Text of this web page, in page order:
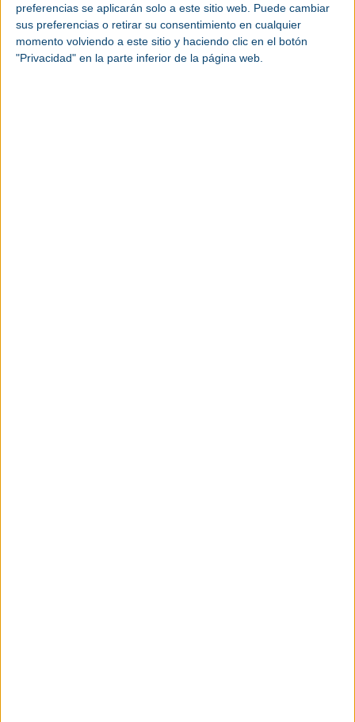
preferencias se aplicarán solo a este sitio web. Puede cambiar
sus preferencias o retirar su consentimiento en cualquier
momento volviendo a este sitio y haciendo clic en el botón
"Privacidad" en la parte inferior de la página web.